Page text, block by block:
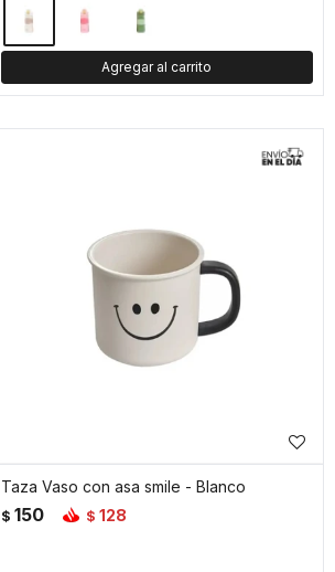
Taza Vaso con asa smile - Blanco
$ 150 $ 128